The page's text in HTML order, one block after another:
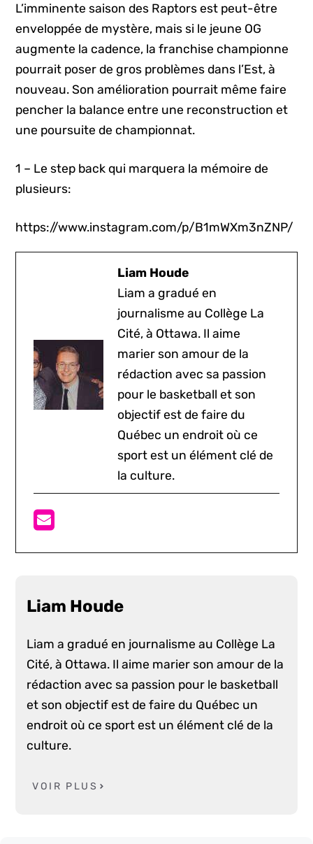
L’imminente saison des Raptors est peut-être
enveloppée de mystère, mais si le jeune OG
augmente la cadence, la franchise championne
pourrait poser de gros problèmes dans l’Est, à
nouveau. Son amélioration pourrait même faire
pencher la balance entre une reconstruction et
une poursuite de championnat.
1 – Le step back qui marquera la mémoire de
plusieurs:
https://www.instagram.com/p/B1mWXm3nZNP/
Liam Houde
Liam a gradué en
journalisme au Collège La
Cité, à Ottawa. Il aime
marier son amour de la
rédaction avec sa passion
pour le basketball et son
objectif est de faire du
Québec un endroit où ce
sport est un élément clé de
la culture.
Liam Houde
Liam a gradué en journalisme au Collège La
Cité, à Ottawa. Il aime marier son amour de la
rédaction avec sa passion pour le basketball
et son objectif est de faire du Québec un
endroit où ce sport est un élément clé de la
culture.
VOIR PLUS